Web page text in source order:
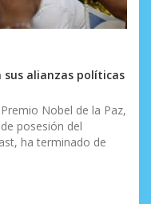
sus alianzas políticas
Nobel de la Paz,
posesión del
ha terminado de